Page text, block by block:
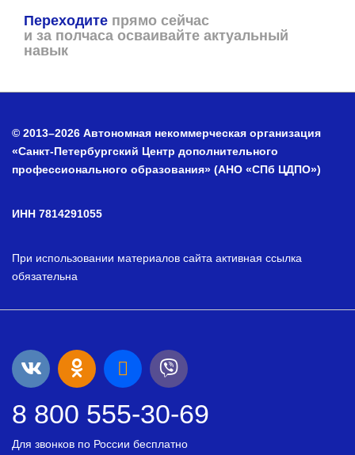
Переходите прямо сейчас
и за полчаса осваивайте актуальный
навык
© 2013–2026 Автономная некоммерческая организация
«Санкт-Петербургский Центр дополнительного
профессионального образования» (АНО «СПб ЦДПО»)
ИНН 7814291055
При использовании материалов сайта активная ссылка
обязательна
8 800 555-30-69
Для звонков по России бесплатно